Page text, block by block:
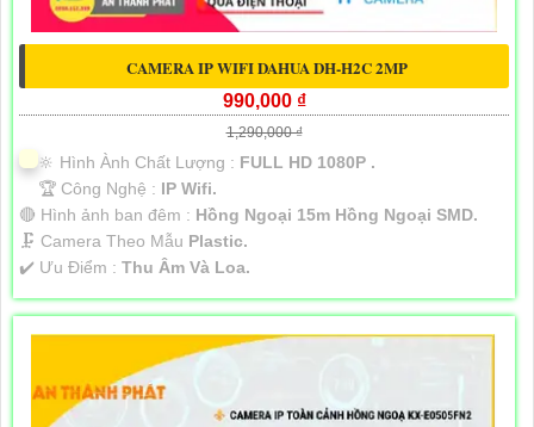
CAMERA IP WIFI DAHUA DH-H2C 2MP
990,000 ₫
1,290,000 ₫
🔆 Hình Ành Chất Lượng : FULL HD 1080P .
🏆 Công Nghệ : IP Wifi.
🔴 Hình ảnh ban đêm : Hồng Ngoại 15m Hồng Ngoại SMD.
🗜️ Camera Theo Mẫu Plastic.
️✔️ Ưu Điểm : Thu Âm Và Loa.